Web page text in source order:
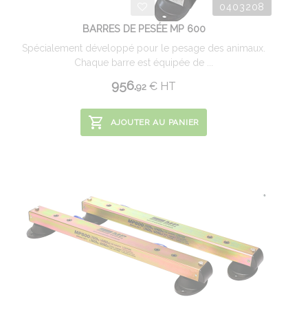
0403208
BARRES DE PESÉE MP 600
Spécialement développé pour le pesage des animaux.
Chaque barre est équipée de ...
956.92 € HT
AJOUTER AU PANIER